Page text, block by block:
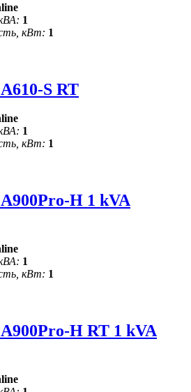
1
кВт: 1
S RT
1
кВт: 1
H 1 kVA
1
кВт: 1
H RT 1 kVA